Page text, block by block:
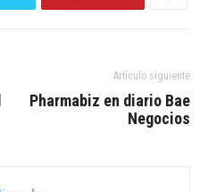
Artículo siguiente
Pharmabiz en diario Bae
Negocios